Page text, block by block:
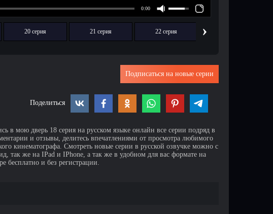
20 серия 21 серия 22 серия ›
Подписаться на новые серии
Поделиться
в мою дверь 18 серия на русском языке онлайн все серии подряд в
и отзывы, делитесь впечатлениями от просмотра любимого
кинематографа. Смотреть новые серии в русской озвучке можно с
так же на IPad и IPhone, а так же в удобном для вас формате на
бесплатно и без регистрации.